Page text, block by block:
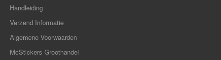
Handleiding
Verzend Informatie
Algemene Voorwaarden
McStickers Groothandel